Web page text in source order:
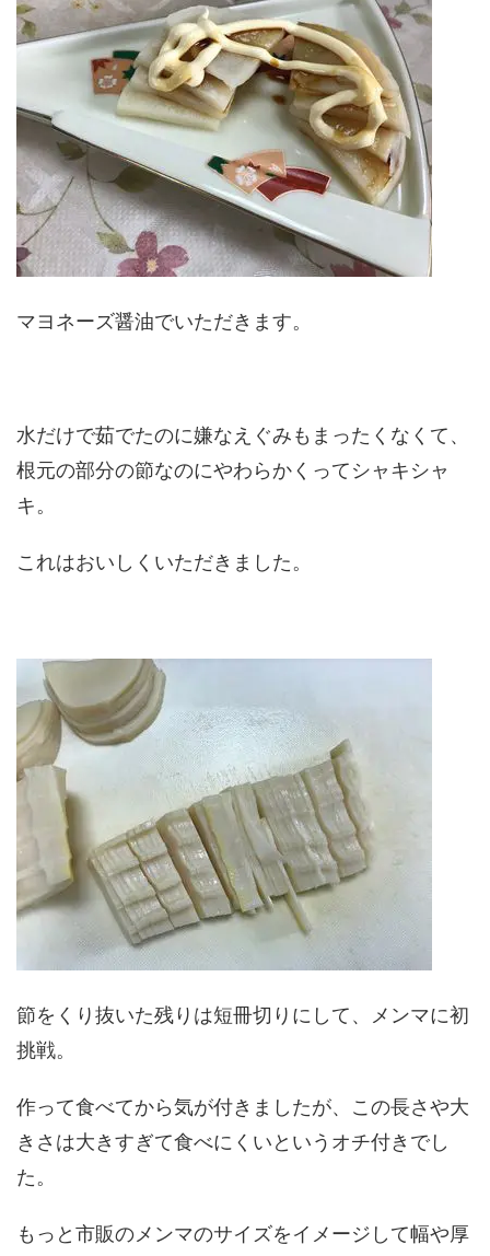
マヨネーズ醤油でいただきます。
水だけで茹でたのに嫌なえぐみもまったくなくて、
根元の部分の節なのにやわらかくってシャキシャ
キ。
これはおいしくいただきました。
節をくり抜いた残りは短冊切りにして、メンマに初
挑戦。
作って食べてから気が付きましたが、この長さや大
きさは大きすぎて食べにくいというオチ付きでし
た。
もっと市販のメンマのサイズをイメージして幅や厚